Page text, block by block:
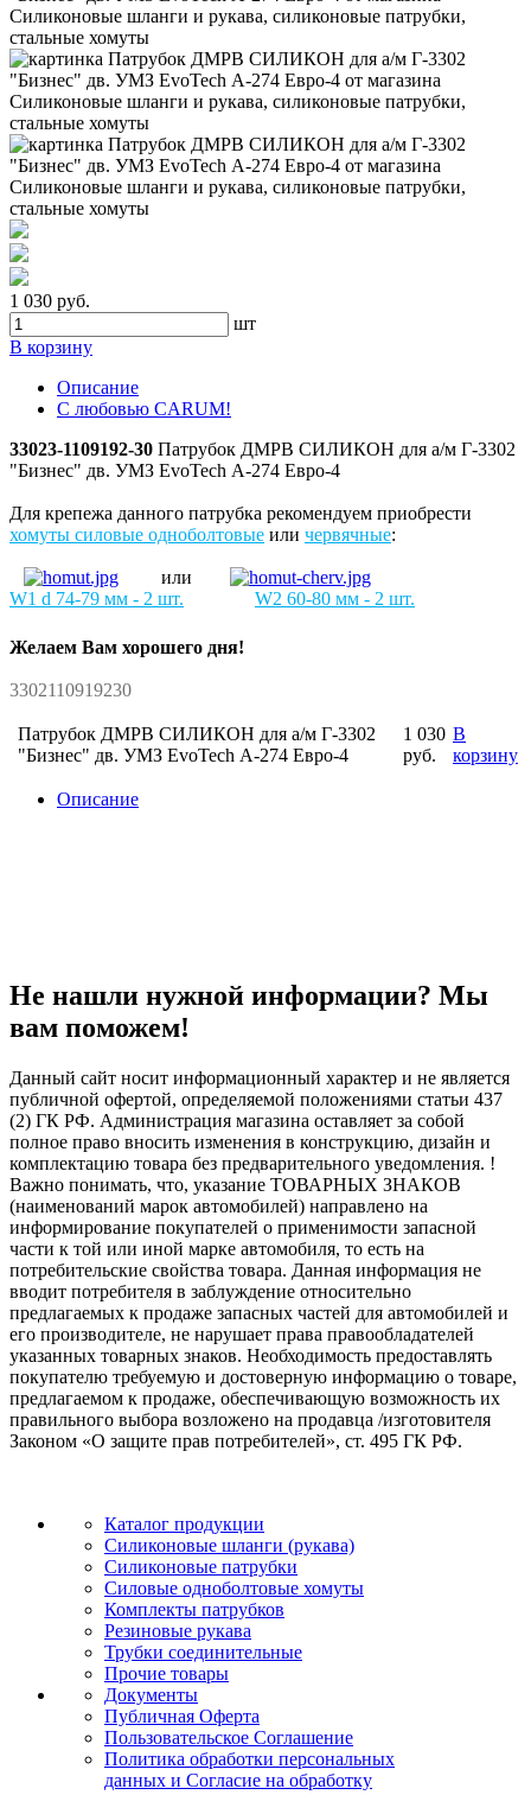
1 030 руб.
шт
В корзину
Описание
С любовью CARUM!
33023-1109192-30 Патрубок ДМРВ СИЛИКОН для а/м Г-3302
"Бизнес" дв. УМЗ EvoTech А-274 Евро-4
Для крепежа данного патрубка рекомендуем приобрести
хомуты силовые одноболтовые или червячные:
или
W1 d 74-79 мм - 2 шт. W2 60-80 мм - 2 шт.
Желаем Вам хорошего дня!
3302110919230
Патрубок ДМРВ СИЛИКОН для а/м Г-3302
"Бизнес" дв. УМЗ EvoTech А-274 Евро-4
1 030
руб.
В
корзину
Описание
Не нашли нужной информации? Мы
вам поможем!
Данный сайт носит информационный характер и не является
публичной офертой, определяемой положениями статьи 437
(2) ГК РФ. Администрация магазина оставляет за собой
полное право вносить изменения в конструкцию, дизайн и
комплектацию товара без предварительного уведомления. !
Важно понимать, что, указание ТОВАРНЫХ ЗНАКОВ
(наименований марок автомобилей) направлено на
информирование покупателей о применимости запасной
части к той или иной марке автомобиля, то есть на
потребительские свойства товара. Данная информация не
вводит потребителя в заблуждение относительно
предлагаемых к продаже запасных частей для автомобилей и
его производителе, не нарушает права правообладателей
указанных товарных знаков. Необходимость предоставлять
покупателю требуемую и достоверную информацию о товаре,
предлагаемом к продаже, обеспечивающую возможность их
правильного выбора возложено на продавца /изготовителя
Законом «О защите прав потребителей», ст. 495 ГК РФ.
Каталог продукции
Силиконовые шланги (рукава)
Силиконовые патрубки
Силовые одноболтовые хомуты
Комплекты патрубков
Резиновые рукава
Трубки соединительные
Прочие товары
Документы
Публичная Оферта
Пользовательское Соглашение
Политика обработки персональных
данных и Согласие на обработку